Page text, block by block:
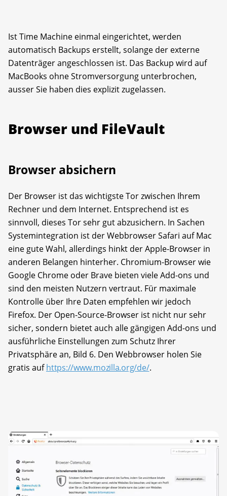
Ist Time Machine einmal eingerichtet, werden
automatisch Backups erstellt, solange der externe
Datenträger angeschlossen ist. Das Backup wird auf
MacBooks ohne Strom­versorgung unterbrochen,
ausser Sie haben dies explizit zugelassen.
Browser und FileVault
Browser absichern
Der Browser ist das wichtigste Tor zwischen Ihrem
Rechner und dem Internet. Entsprechend ist es
sinnvoll, dieses Tor sehr gut abzu­sichern. In Sachen
Systemintegration ist der Webbrowser Safari auf Mac
eine gute Wahl, allerdings hinkt der Apple-Browser in
anderen Belangen hinterher. Chromium-Browser wie
Google Chrome oder Brave bieten viele Add-ons und
sind den meisten Nutzern vertraut. Für maximale
Kontrolle über Ihre Daten empfehlen wir jedoch
Firefox. Der Open-Source-Browser ist nicht nur sehr
sicher, sondern bietet auch alle gängigen Add-ons und
ausführliche Einstellungen zum Schutz Ihrer
Privatsphäre an, Bild 6. Den Webbrowser holen Sie
gratis aufhttps://www.mozilla.org/de/.